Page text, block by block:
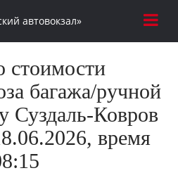
автовокзал»
багажа/ручной
Суздаль-Ковров
время